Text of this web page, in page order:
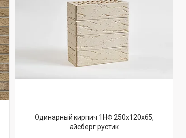
Одинарный кирпич 1НФ 250х120х65,
айсберг рустик